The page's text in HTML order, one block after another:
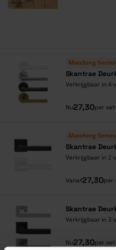
Matching Series
Skantrae
Verkrijgbaar in 4
Nu27,30per set
Matching Series
Skantrae
Verkrijgbaar in 2
Vanaf27,30per
Skantrae
Verkrijgbaar in 3
Nu27,30per set